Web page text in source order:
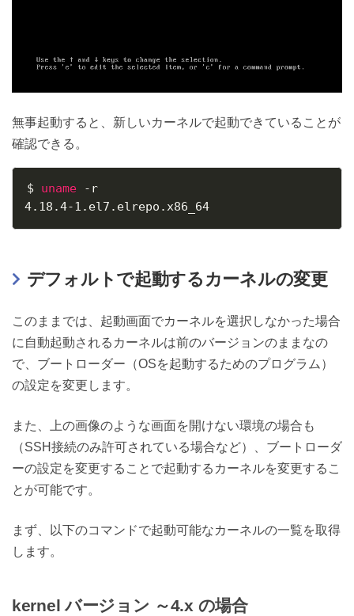
無事起動すると、新しいカーネルで起動できていることが
確認できる。
$ uname -r
4.18.4-1.el7.elrepo.x86_64
デフォルトで起動するカーネルの変更
このままでは、起動画面でカーネルを選択しなかった場合
に自動起動されるカーネルは前のバージョンのままなの
で、ブートローダー（OSを起動するためのプログラム）
の設定を変更します。
また、上の画像のような画面を開けない環境の場合も
（SSH接続のみ許可されている場合など）、ブートローダ
ーの設定を変更することで起動するカーネルを変更するこ
とが可能です。
まず、以下のコマンドで起動可能なカーネルの一覧を取得
します。
kernel バージョン ～4.x の場合